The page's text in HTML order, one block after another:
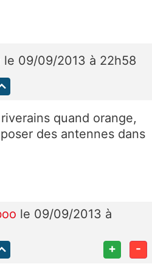
le 09/09/2013 à 22h58
quand orange,
des antennes dans
le 09/09/2013 à
+ -